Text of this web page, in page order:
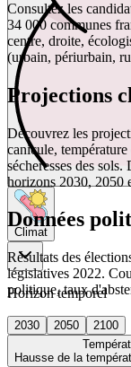
Climat
Horizon temporel
2030 2050
2100
Hausse de la
Consultez les
34 000 communes
centre, droite,
(urbain, périurbain,
Projections
Découvrez les
canicule,
sécheresses des
horizons 2030, 2050
Données
Résultats des
législatives 2022.
politique, taux